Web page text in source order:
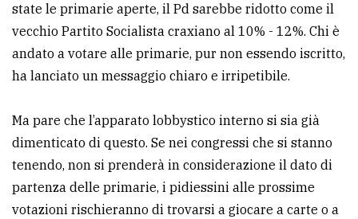
state le primarie aperte, il Pd sarebbe ridotto come il
vecchio Partito Socialista craxiano al 10% - 12%. Chi è
andato a votare alle primarie, pur non essendo iscritto,
ha lanciato un messaggio chiaro e irripetibile.
Ma pare che l’apparato lobbystico interno si sia già
dimenticato di questo. Se nei congressi che si stanno
tenendo, non si prenderà in considerazione il dato di
partenza delle primarie, i pidiessini alle prossime
votazioni rischieranno di trovarsi a giocare a carte o a